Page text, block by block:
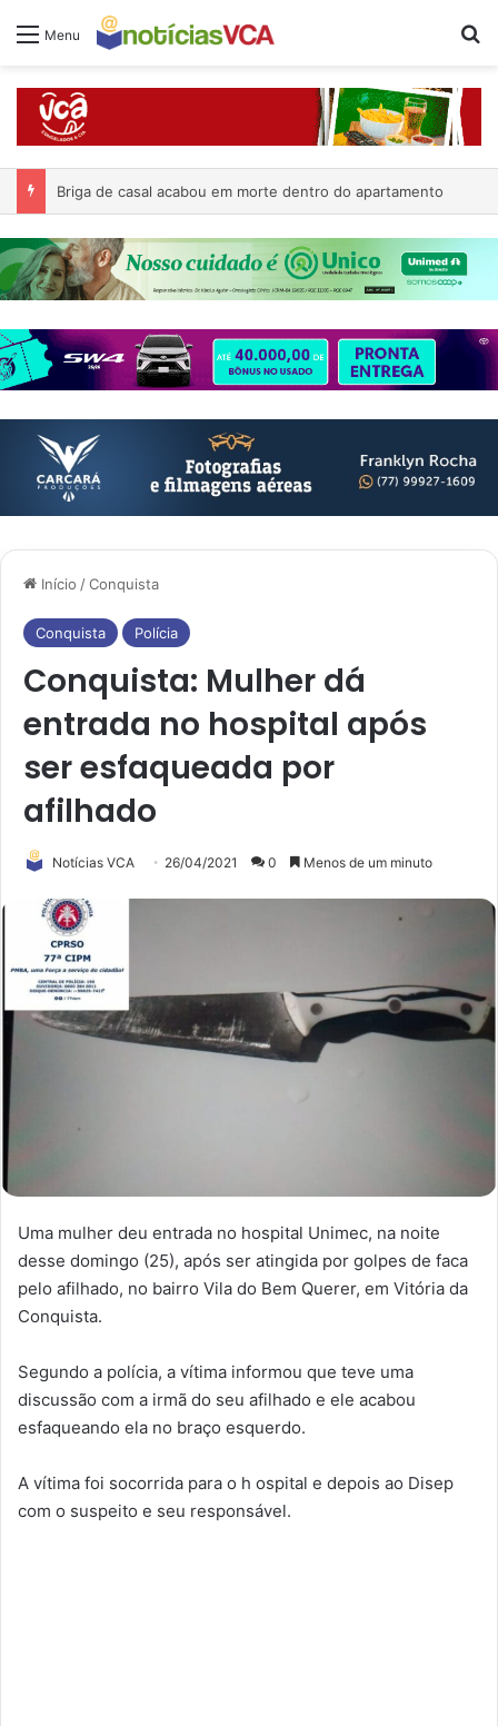
Menu
Briga de casal acabou em morte dentro do apartamento
Início /Conquista
Conquista Polícia
Conquista: Mulher dá
entrada no hospital após
ser esfaqueada por
afilhado
Notícias VCA 26/04/2021 0 Menos de um minuto
Uma mulher deu entrada no hospital Unimec, na noite
desse domingo (25), após ser atingida por golpes de faca
pelo afilhado, no bairro Vila do Bem Querer, em Vitória da
Conquista.
Segundo a polícia, a vítima informou que teve uma
discussão com a irmã do seu afilhado e ele acabou
esfaqueando ela no braço esquerdo.
A vítima foi socorrida para o h ospital e depois ao Disep
com o suspeito e seu responsável.